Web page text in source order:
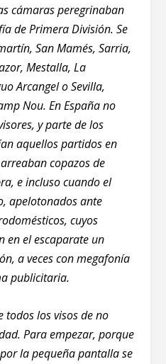
cámaras peregrinaban
de Primera División. Se
San Mamés, Sarria,
Mestalla, La
Arcangel o Sevilla,
Nou. En España no
y parte de los
aquellos partidos en
copazos de
e incluso cuando el
apelotonados ante
cuyos
en el escaparate un
a veces con megafonía
publicitaria.
todos los visos de no
Para empezar, porque
la pequeña pantalla se